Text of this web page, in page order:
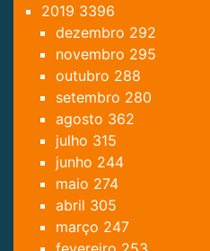
2019 3396
dezembro 292
novembro 295
outubro 288
setembro 280
agosto 362
julho 315
junho 244
maio 274
abril 305
março 247